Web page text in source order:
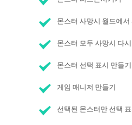
몬스터 사망시 월드에서
몬스터 모두 사망시 다
몬스터 선택 표시 만들기
게임 매니저 만들기
선택된 몬스터만 선택